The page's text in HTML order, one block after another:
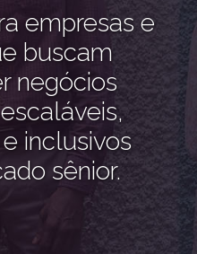
empresas e
buscam
negócios
inclusivos
sênior.